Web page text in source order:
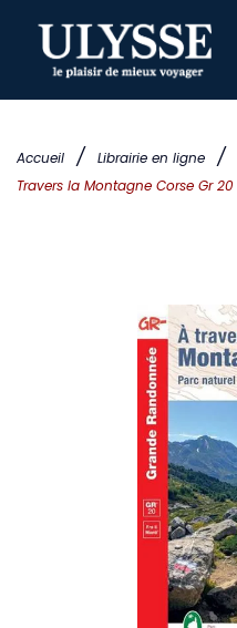
Accueil / Librairie en ligne /
Travers la Montagne Corse Gr 20